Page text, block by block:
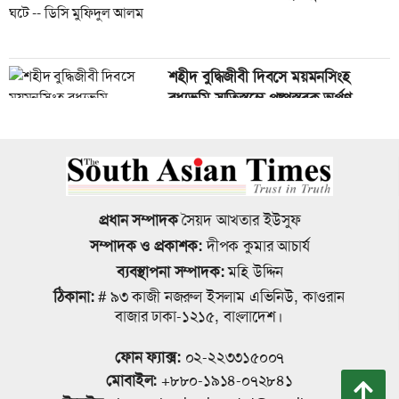
গণমাধ্যম শক্তিশালী হলেই গণতন্ত্র
মুক্তিযুদ্ধ কোনো রাজনৈতিক দলের যুদ্ধ
ছিল না : ভারপ্রাপ্ত রাষ্ট্রপতি
বরিশাল আরিফ মাহমুদ ডিগ্রি কলেজের
সভাপতি নির্বাচিত হয়েছেন শিহাব উদ্দিন
শহীদ বুদ্ধিজীবী দিবসে ময়মনসিংহ
বধ্যভূমি স্মৃতিস্তম্ভে পুষ্পস্তবক অর্পণ
জাতীয় রুফটপ সোলার কর্মসূচি সংক্রান্ত
অনুষ্ঠিত
ময়মনসিংহে নগর স্বাস্থ্য কেন্দ্রের তিনতলা
নবনির্মিত ভবনের শুভ উদ্বোধন
কল্যাণ বোর্ডকে আয়বর্ধক হিসেবে গড়ে
প্রধান সম্পাদকসৈয়দ আখতার ইউসুফ
সম্পাদক ও প্রকাশক:দীপক কুমার আচার্য
ব্যবস্থাপনা সম্পাদক:মহি উদ্দিন
ঠিকানা:# ৯৩ কাজী নজরুল ইসলাম এভিনিউ, কাওরান
বাজার ঢাকা-১২১৫, বাংলাদেশ।
ফোন ফ্যাক্স: ০২-২২৩৩১৫০০৭
মোবাইল: +৮৮০-১৯১৪-০৭২৮৪১